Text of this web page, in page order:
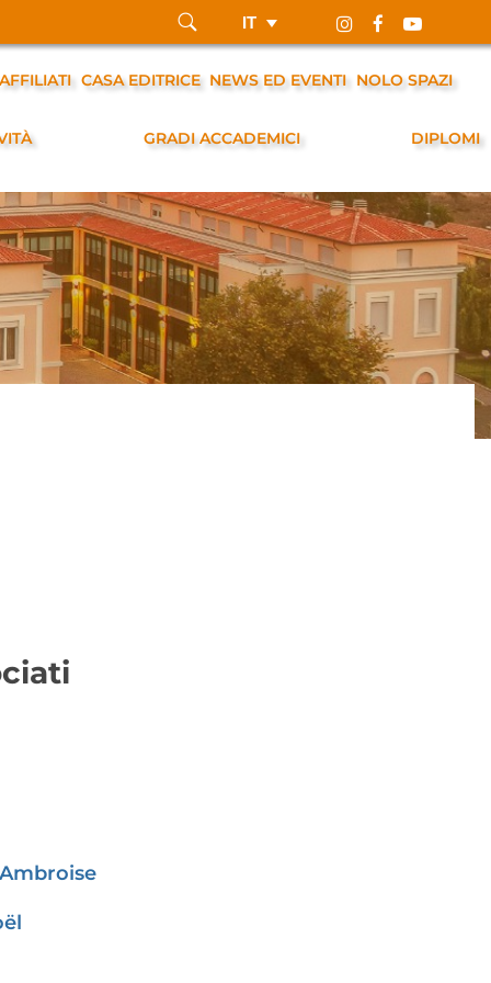
IT
CASA EDITRICE NEWS ED EVENTI NOLO SPAZI
GRADI ACCADEMICI DIPLOMI